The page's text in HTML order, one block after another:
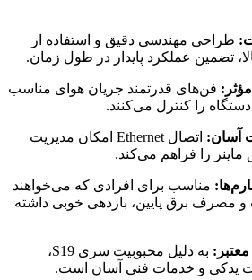
طراحی مهندسی دقیق و استفاده از
تضمین عملکرد پایدار در طول زمان.
فن‌های قدرتمند جریان هوای مناسب
را کنترل می‌کنند.
آسان:
اتصال Ethernet امکان مدیریت
را فراهم می‌کند.
مناسب برای افرادی که می‌خواهند
مصرف برق پایین، بازدهی خوبی داشته
به دلیل محبوبیت سری S19،
یدکی و خدمات فنی آسان است.